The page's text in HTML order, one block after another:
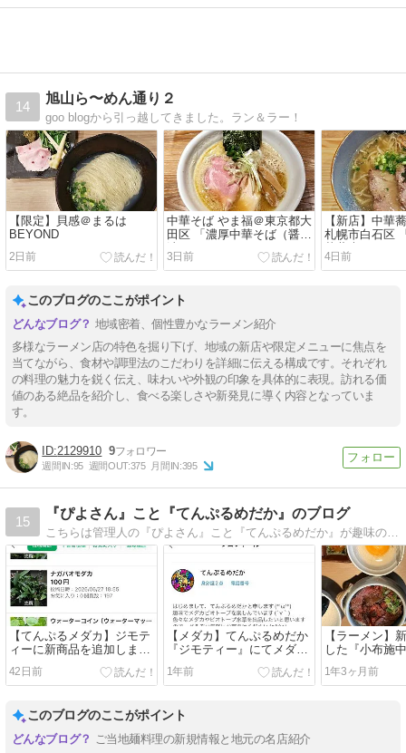
14
旭山ら〜めん通り２
goo blogから引っ越してきました。ラン＆ラー！
【限定】貝感＠まるは
BEYOND
2日前
中華そば やま福＠東京都大
田区 「濃厚中華そば（醤
油）」
3日前
【新店】中華
札幌市白石区
華蕎麦」
4日前
このブログのここがポイント
地域密着、個性豊かなラーメン紹介
多様なラーメン店の特色を掘り下げ、地域の新店や限定メニューに焦点を
当てながら、食材や調理法のこだわりを詳細に伝える構成です。それぞれ
の料理の魅力を鋭く伝え、味わいや外観の印象を具体的に表現。訪れる価
値のある絶品を紹介し、食べる楽しさや新発見に導く内容となっていま
す。
2129910 9
週間IN:95 週間OUT:375 月間IN:395
15
『ぴよさん』こと『てんぷるめだか』のブログ
こちらは管理人の『ぴよさん』こと『てんぷるめだか』が趣味のメダカ飼育や販売、我が家が建てた一条工務店のi-smartのこと、ラーメン店巡り等々を綴ったりしている雑記ブログです(^^)
【てんぷるメダカ】ジモテ
ィーに新商品を追加しまし
42日前
【メダカ】てんぷるめだか
『ジモティー』にてメダカ
と水生植物の販売を開始し
ました！
1年前
【ラーメン】
した『小布施
野』さんへ行
た！
1年3ヶ月前
このブログのここがポイント
ご当地麺料理の新規情報と地元の名店紹介